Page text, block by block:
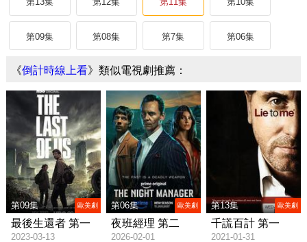
第09集 第08集 第7集 第06集
《倒計時線上看》類似電視劇推薦：
第09集 歐美劇
最後生還者 第一
季/The Last of Us
2023-03-13
第06集 歐美劇
夜班經理 第二
季/The Night
2026-02-01
第13集 歐美劇
千謊百計 第一
季/Lie to Me
2021-01-31